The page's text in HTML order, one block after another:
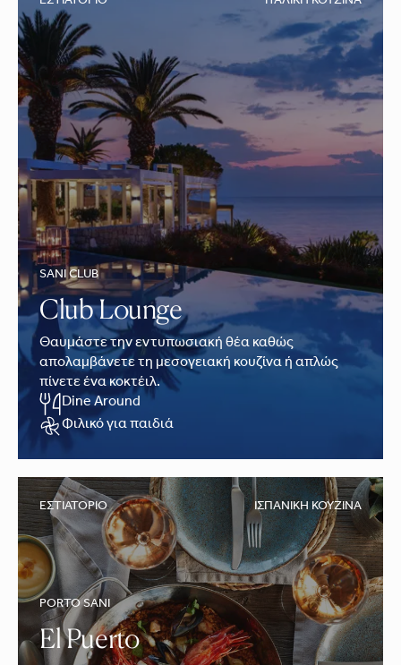
SANI CLUB
Club Lounge
Θαυμάστε την εντυπωσιακή θέα καθώς
απολαμβάνετε τη μεσογειακή κουζίνα ή απλώς
πίνετε ένα κοκτέιλ.
Dine Around
Φιλικό για παιδιά
ΕΣΤΙΑΤΌΡΙΟ ΙΣΠΑΝΙΚΉ ΚΟΥΖΊΝΑ
PORTO SANI
El Puerto